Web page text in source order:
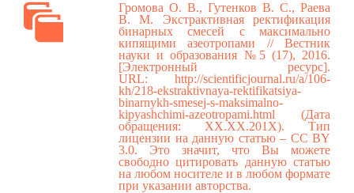
Громова О. В., Гутенков В. С., Раева
В. М. Экстрактивная ректификация
бинарных смесей с максимально
кипящими азеотропами // Вестник
науки и образования №5 (17), 2016.
[Электронный ресурс].
URL: http://scientificjournal.ru/a/106-
kh/218-ekstraktivnaya-rektifikatsiya-
binarnykh-smesej-s-maksimalno-
kipyashchimi-azeotropami.html (Дата
обращения: ХХ.ХХ.201Х). Тип
лицензии на данную статью – CC BY
3.0. Это значит, что Вы можете
свободно цитировать данную статью
на любом носителе и в любом формате
при указании авторства.